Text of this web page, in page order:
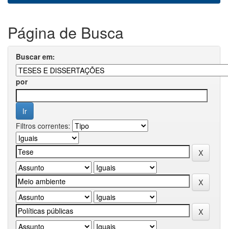
Página de Busca
Buscar em:
por
Filtros correntes: